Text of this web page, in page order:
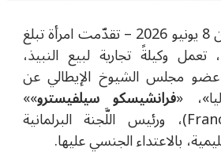
– تقدّمت امرأة تبلغ
52 عامًا، تعمل وكيلةً تجارية لبيع النبيذ،
مجلس الشيوخ الإيطالي عن
«فرانشيسكو سيلفيسترو»»
، ورئيس اللَّجنة البرلمانية
بالاعتداء الجنسي عليها.